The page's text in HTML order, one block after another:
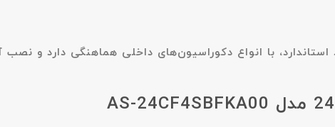
با انواع دکوراسیون‌های داخلی هماهنگی دارد و